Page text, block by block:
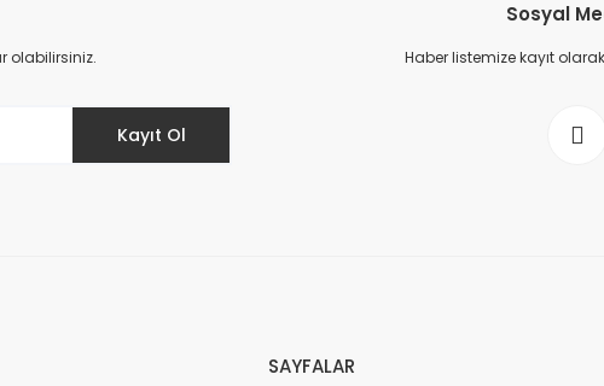
olabilirsiniz.
Kayıt Ol
Sosyal
Haber listemize kayıt
SAYFALAR